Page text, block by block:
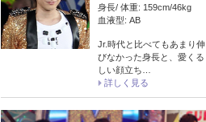
身長/ 体重: 159cm/46kg
血液型: AB
Jr.時代と比べてもあまり伸
びなかった身長と、愛くる
しい顔立ち…
詳しく見る